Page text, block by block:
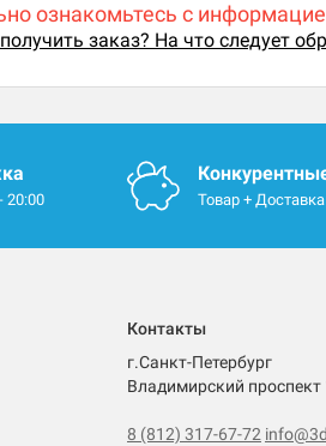
ознакомьтесь с
заказ? На что следует
20:00 Товар +
Контакты
г.Санкт-Петербург
Владимирский проспект
8 (812) 317-67-72